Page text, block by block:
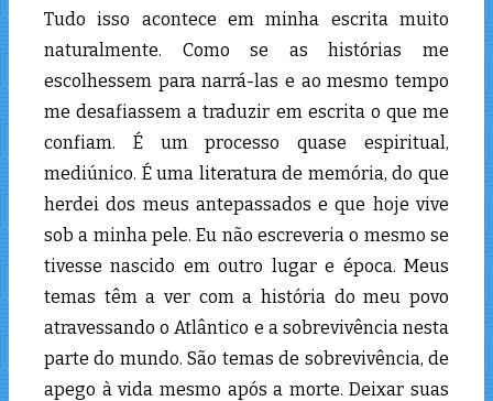
Tudo isso acontece em minha escrita muito
naturalmente. Como se as histórias me
escolhessem para narrá-las e ao mesmo tempo
me desafiassem a traduzir em escrita o que me
confiam. É um processo quase espiritual,
mediúnico. É uma literatura de memória, do que
herdei dos meus antepassados ​​e que hoje vive
sob a minha pele. Eu não escreveria o mesmo se
tivesse nascido em outro lugar e época. Meus
temas têm a ver com a história do meu povo
atravessando o Atlântico e a sobrevivência nesta
parte do mundo. São temas de sobrevivência, de
apego à vida mesmo após a morte. Deixar suas